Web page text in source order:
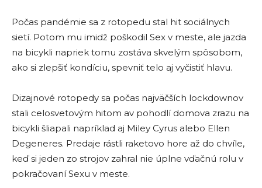
Počas pandémie sa z rotopedu stal hit sociálnych
sietí. Potom mu imidž poškodil Sex v meste, ale jazda
na bicykli napriek tomu zostáva skvelým spôsobom,
ako si zlepšiť kondíciu, spevniť telo aj vyčistiť hlavu.
Dizajnové rotopedy sa počas najväčších lockdownov
stali celosvetovým hitom av pohodlí domova zrazu na
bicykli šliapali napríklad aj Miley Cyrus alebo Ellen
Degeneres. Predaje rástli raketovo hore až do chvíle,
keď si jeden zo strojov zahral nie úplne vďačnú rolu v
pokračovaní Sexu v meste.